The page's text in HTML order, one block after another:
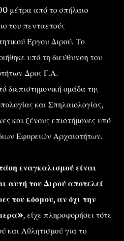
μέτρα από το σπήλαιο
του πενταετούς
Έργου Διρού. Το
υπό τη διεύθυνση του
Δρος Γ.Α.
ομάδα της
και Σπηλαιολογίας,
και ξένους επιστήμονες υπό
Εφορειών Αρχαιοτήτων.
εναγκαλισμού είναι
αυτή του Διρού αποτελεί
του κόσμου, αν όχι την
, είχε πληροφορήσει τότε
και Αθλητισμού για το